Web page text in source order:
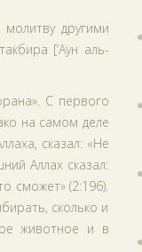
другими
[‘Аун аль-
С первого
на самом деле
сказал: «Не
Аллах сказал:
сможет» (2:196).
сколько и
животное и в